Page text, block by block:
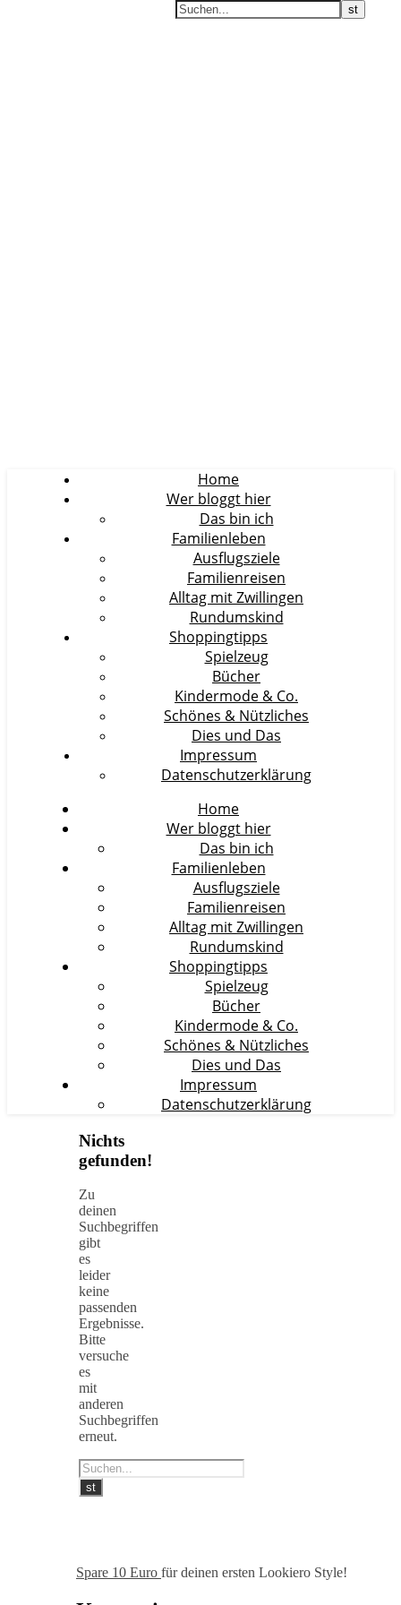
Home
Wer bloggt hier
Das bin ich
Familienleben
Ausflugsziele
Familienreisen
Alltag mit Zwillingen
Rundumskind
Shoppingtipps
Spielzeug
Bücher
Kindermode & Co.
Schönes & Nützliches
Dies und Das
Impressum
Datenschutzerklärung
Home
Wer bloggt hier
Das bin ich
Familienleben
Ausflugsziele
Familienreisen
Alltag mit Zwillingen
Rundumskind
Shoppingtipps
Spielzeug
Bücher
Kindermode & Co.
Schönes & Nützliches
Dies und Das
Impressum
Datenschutzerklärung
Nichts
gefunden!
Zu
deinen
Suchbegriffen
gibt
es
leider
keine
passenden
Ergebnisse.
Bitte
versuche
es
mit
anderen
Suchbegriffen
erneut.
Spare 10 Euro für deinen ersten Lookiero Style!